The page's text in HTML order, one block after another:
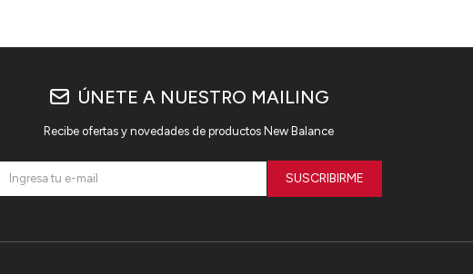
ÚNETE A NUESTRO MAILING
Recibe ofertas y novedades de productos New Balance
SUSCRIBIRME